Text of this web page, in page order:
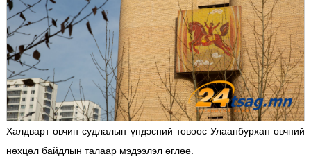
Халдварт өвчин судлалын үндэсний төвөөс Улаанбурхан өвчний
нөхцөл байдлын талаар мэдээлэл өглөө.